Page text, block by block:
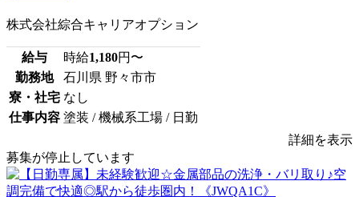
株式会社綜合キャリアオプション
給与 時給1,180円〜
勤務地
石川県 野々市市
寮・社宅 なし
仕事内容 塗装 / 機械系工場 / 日勤
詳細を表示
募集が停止しています